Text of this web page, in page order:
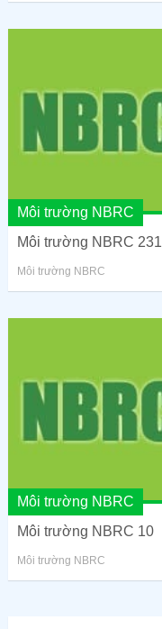
Môi trường NBRC
Môi trường NBRC 231
Môi trường NBRC
Môi trường NBRC
Môi trường NBRC 10
Môi trường NBRC